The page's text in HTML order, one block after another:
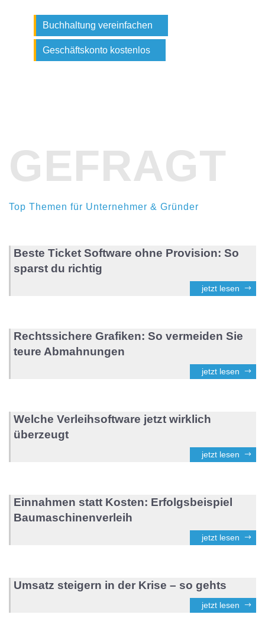
Buchhaltung vereinfachen
Geschäftskonto kostenlos
GEFRAGT
Top Themen für Unternehmer & Gründer
Beste Ticket Software ohne Provision: So
sparst du richtig
jetzt lesen
Rechtssichere Grafiken: So vermeiden Sie
teure Abmahnungen
jetzt lesen
Welche Verleihsoftware jetzt wirklich
überzeugt
jetzt lesen
Einnahmen statt Kosten: Erfolgsbeispiel
Baumaschinenverleih
jetzt lesen
Umsatz steigern in der Krise – so gehts
jetzt lesen